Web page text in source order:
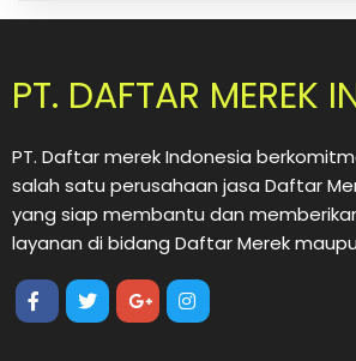
PT. DAFTAR MEREK
PT. Daftar merek Indonesia
salah satu perusahaan jasa Daftar
yang siap membantu dan
layanan di bidang Daftar Merek